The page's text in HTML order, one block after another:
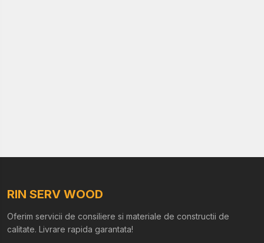
RIN SERV WOOD
Oferim servicii de consiliere si materiale de constructii de
calitate. Livrare rapida garantata!